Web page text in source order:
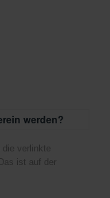
werden?
verlinkte
ist auf der